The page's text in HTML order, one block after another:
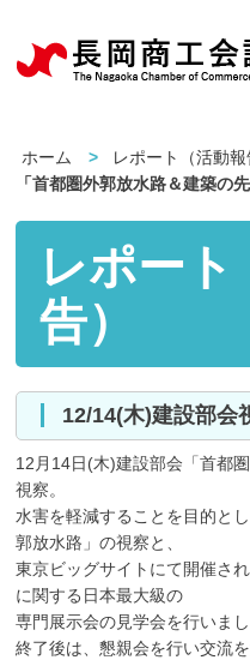
ホーム レポート（活動
「首都圏外郭放水路＆建築の
レポート
告）
12/14(木)建設部会
12月14日(木)建設部会「首都
視察。
水害を軽減することを目的と
郭放水路」の視察と、
東京ビッグサイトにて開催さ
に関する日本最大級の
専門展示会の見学会を行いま
終了後は、懇親会を行い交流を